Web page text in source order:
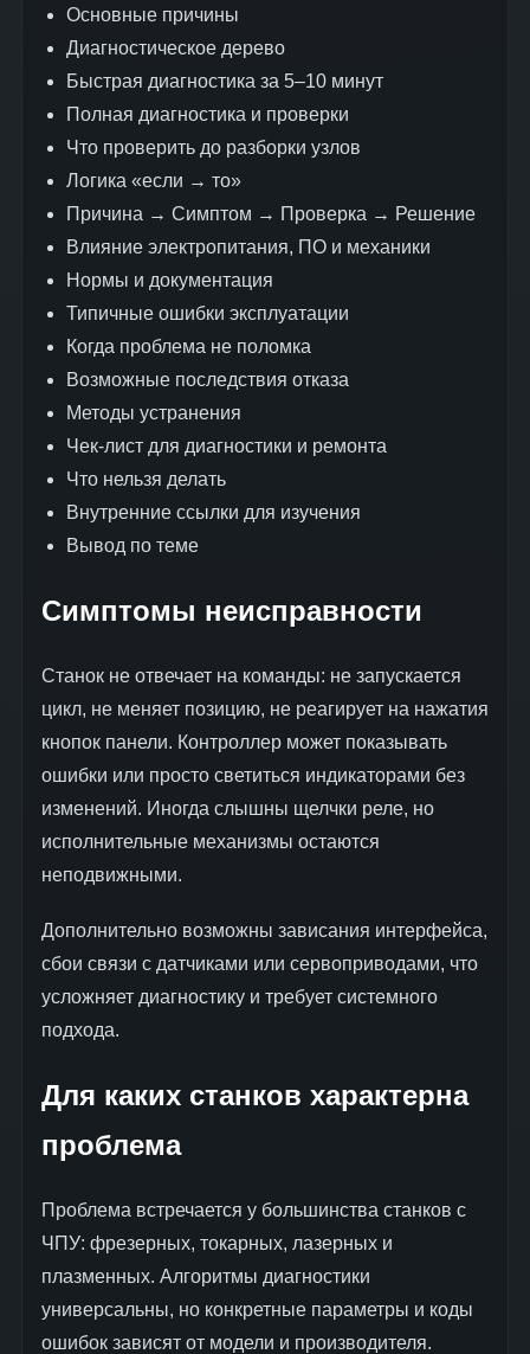
Основные причины
Диагностическое дерево
Быстрая диагностика за 5–10 минут
Полная диагностика и проверки
Что проверить до разборки узлов
Логика «если → то»
Причина → Симптом → Проверка → Решение
Влияние электропитания, ПО и механики
Нормы и документация
Типичные ошибки эксплуатации
Когда проблема не поломка
Возможные последствия отказа
Методы устранения
Чек-лист для диагностики и ремонта
Что нельзя делать
Внутренние ссылки для изучения
Вывод по теме
Симптомы неисправности
Станок не отвечает на команды: не запускается
цикл, не меняет позицию, не реагирует на нажатия
кнопок панели. Контроллер может показывать
ошибки или просто светиться индикаторами без
изменений. Иногда слышны щелчки реле, но
исполнительные механизмы остаются
неподвижными.
Дополнительно возможны зависания интерфейса,
сбои связи с датчиками или сервоприводами, что
усложняет диагностику и требует системного
подхода.
Для каких станков характерна
проблема
Проблема встречается у большинства станков с
ЧПУ: фрезерных, токарных, лазерных и
плазменных. Алгоритмы диагностики
универсальны, но конкретные параметры и коды
ошибок зависят от модели и производителя.